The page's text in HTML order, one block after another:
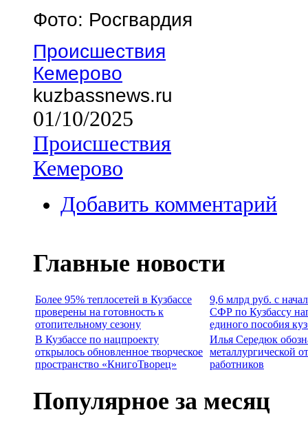
Фото: Росгвардия
Происшествия
Кемерово
kuzbassnews.ru
01/10/2025
Происшествия
Кемерово
Добавить комментарий
Главные новости
Более 95% теплосетей в Кузбассе
проверены на готовность к
отопительному сезону
9,6 млрд руб. с
СФР по Кузбассу
единого пособия
В Кузбассе по нацпроекту
открылось обновленное творческое
пространство «КнигоТворец»
Илья Середюк
металлургической
работников
Популярное за месяц